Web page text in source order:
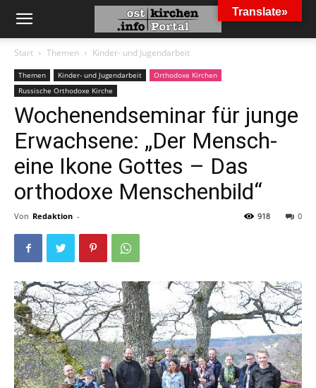
Start Themen Kinder- und Jugendarbeit
Themen Kinder- und Jugendarbeit
Orthodoxe Kirchen
Russische Orthodoxe Kirche
Wochenendseminar für junge
Erwachsene: „Der Mensch-
eine Ikone Gottes – Das
orthodoxe Menschenbild“
Von Redaktion - 0
918
Translate»